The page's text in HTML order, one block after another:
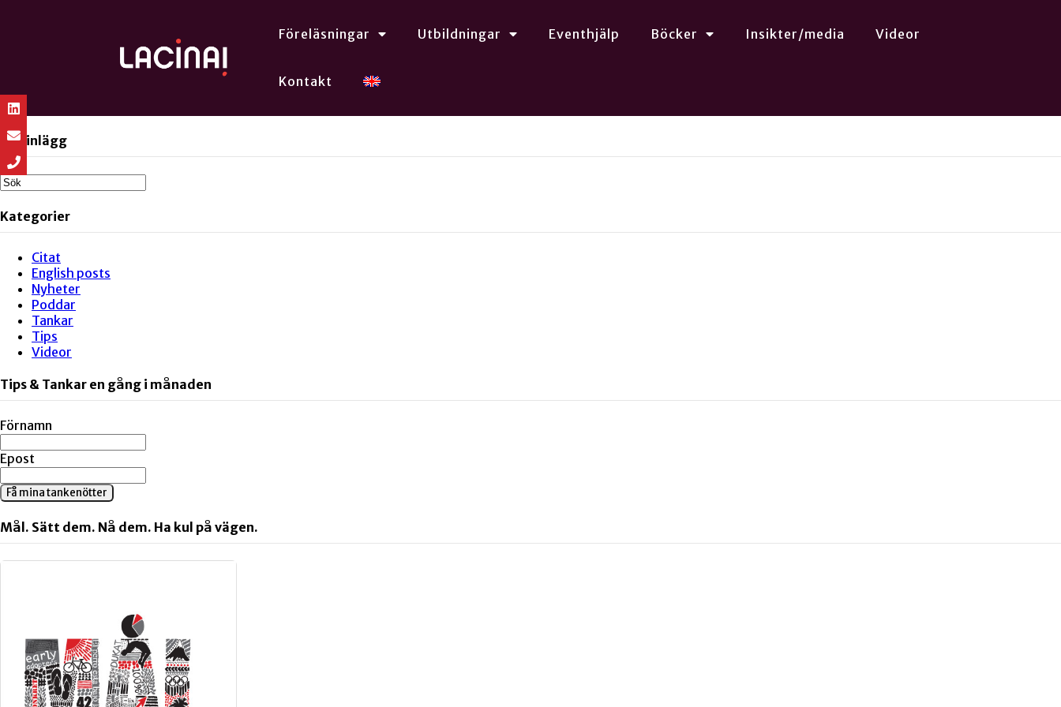
Föreläsningar Utbildningar Eventhjälp Böcker Insikter/media Videor
Kontakt
Sök inlägg
Kategorier
Citat
English posts
Nyheter
Poddar
Tankar
Tips
Videor
Tips & Tankar en gång i månaden
Förnamn
Epost
Få mina tankenötter
Mål. Sätt dem. Nå dem. Ha kul på vägen.